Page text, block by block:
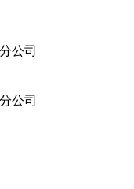
公司
公司